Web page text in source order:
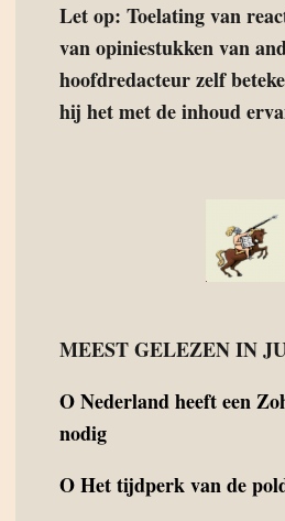
Let op: Toelating van
van opiniestukken van
hoofdredacteur zelf
hij het met de inhoud
MEEST GELEZEN IN
ONederland heeft een
nodig
OHet tijdperk van de